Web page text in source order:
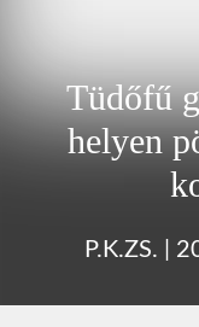
Tüdőfű
helyen
P.K.ZS.